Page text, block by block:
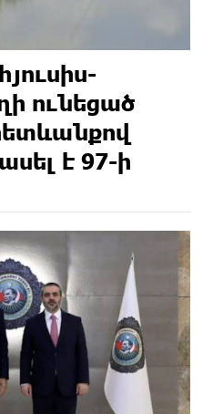
ունեցած
է 97-ի